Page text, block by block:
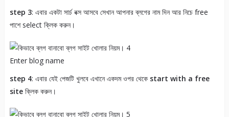
step 3: এবার একটা সার্চ বক্স আসবে সেখান আপনার ব্লগের নাম দিন আর নিচে free
পাশে select ক্লিক করুন।
Enter blog name
step 4: এবার যেই পেজটি খুলবে এখানে একদম ওপর থেকে start with a free
siteক্লিক করুন।